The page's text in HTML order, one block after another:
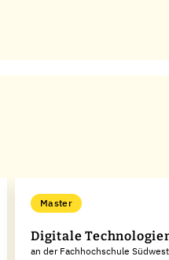
Master
Digitale
an der Fachhochschule